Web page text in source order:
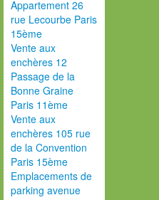
Appartement 26
rue Lecourbe Paris
15ème
Vente aux
enchères 12
Passage de la
Bonne Graine
Paris 11ème
Vente aux
enchères 105 rue
de la Convention
Paris 15ème
Emplacements de
parking avenue